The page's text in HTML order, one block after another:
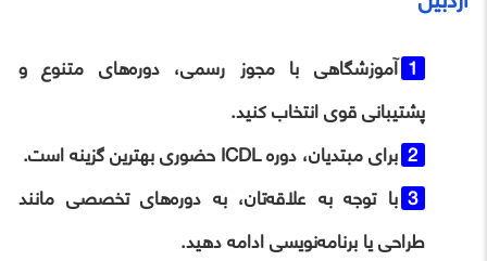
آموزشگاهی با مجوز رسمی، دوره‌های متنوع و
پشتیبانی قوی انتخاب کنید.
برای مبتدیان، دوره ICDL حضوری بهترین گزینه است.
با توجه به علاقه‌تان، به دوره‌های تخصصی مانند
طراحی یا برنامه‌نویسی ادامه دهید.